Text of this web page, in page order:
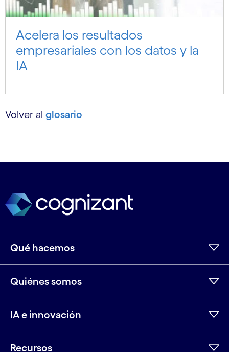
Acelera los resultados
empresariales con los datos y la
IA
Volver al glosario
Qué hacemos
Quiénes somos
IA e innovación
Recursos